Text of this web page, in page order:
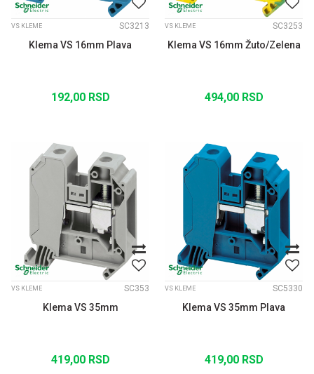
VS KLEME SC3213
Klema VS 16mm Plava
192,00 RSD
VS KLEME SC3253
Klema VS 16mm Žuto/Zelena
494,00 RSD
VS KLEME SC353
Klema VS 35mm
419,00 RSD
VS KLEME SC5330
Klema VS 35mm Plava
419,00 RSD